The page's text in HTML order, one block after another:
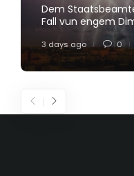
Dem
Fall vun engem
3 days ago 0